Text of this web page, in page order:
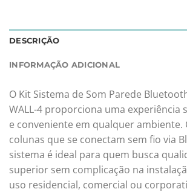
DESCRIÇÃO
INFORMAÇÃO ADICIONAL
O Kit Sistema de Som Parede
WALL-4 proporciona uma experiência
e conveniente em qualquer ambiente.
colunas que se conectam sem fio via
sistema é ideal para quem busca
superior sem complicação na
uso residencial, comercial ou